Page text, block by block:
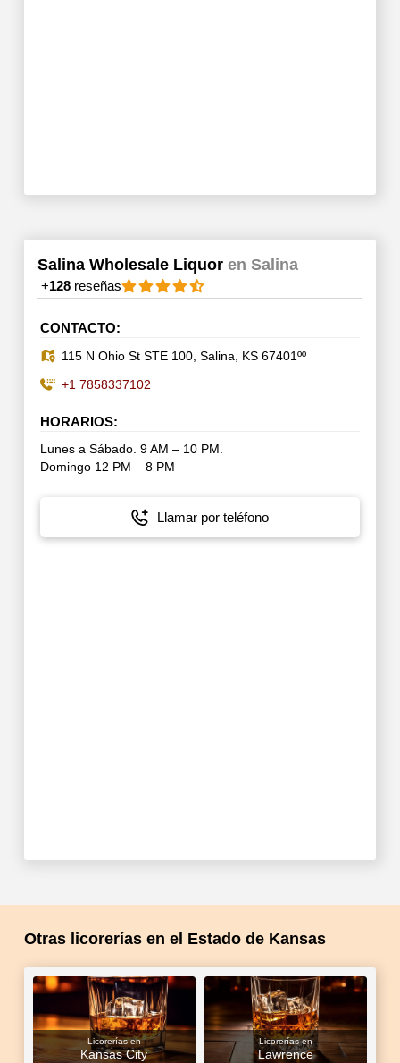
Salina Wholesale Liquor en Salina
+128reseñas
CONTACTO:
115 N Ohio St STE 100, Salina, KS 67401ºº
+1 7858337102
HORARIOS:
Lunes a Sábado. 9 AM – 10 PM.
Domingo 12 PM – 8 PM
Llamar por teléfono
Otras licorerías en el Estado de Kansas
Licorerías en
Kansas City
Licorerías en
Lawrence